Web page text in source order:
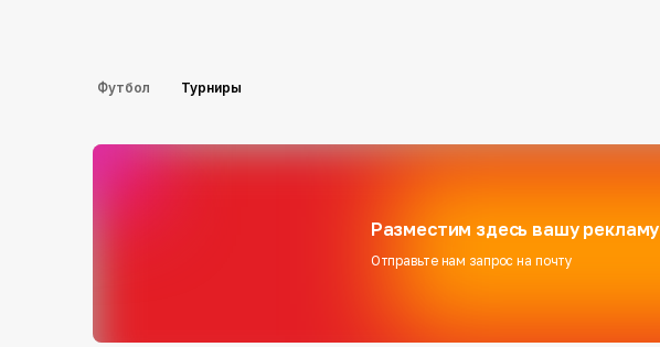
Футбол Турниры
Разместим здесь вашу рекламу
Отправьте нам запрос на почту